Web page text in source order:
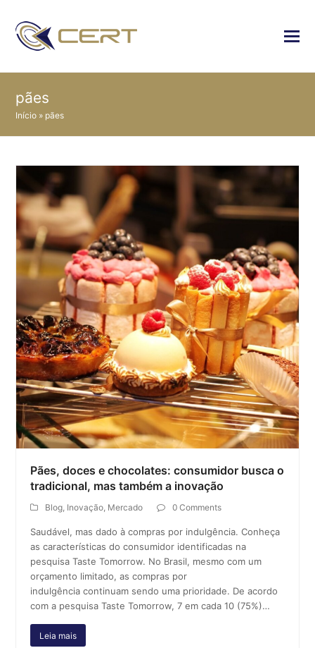
pães
Início » pães
Pães, doces e chocolates: consumidor busca o
tradicional, mas também a inovação
Blog, Inovação, Mercado 0 Comments
Saudável, mas dado à compras por indulgência. Conheça
as características do consumidor identificadas na
pesquisa Taste Tomorrow. No Brasil, mesmo com um
orçamento limitado, as compras por
indulgência continuam sendo uma prioridade. De acordo
com a pesquisa Taste Tomorrow, 7 em cada 10 (75%)…
Leia mais